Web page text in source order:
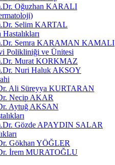
Oğuzhan KARALI
Selim KARTAL
Semra KARAMAN KAMALI
Polikliniği ve Ünitesi
Murat KORKMAZ
Nuri Haluk AKSOY
Ali Süreyya KURTARAN
Necip AKAR
Aytuğ AKSAN
Gözde APAYDIN SALAR
Gökhan YÖĞLER
İrem MURATOĞLU